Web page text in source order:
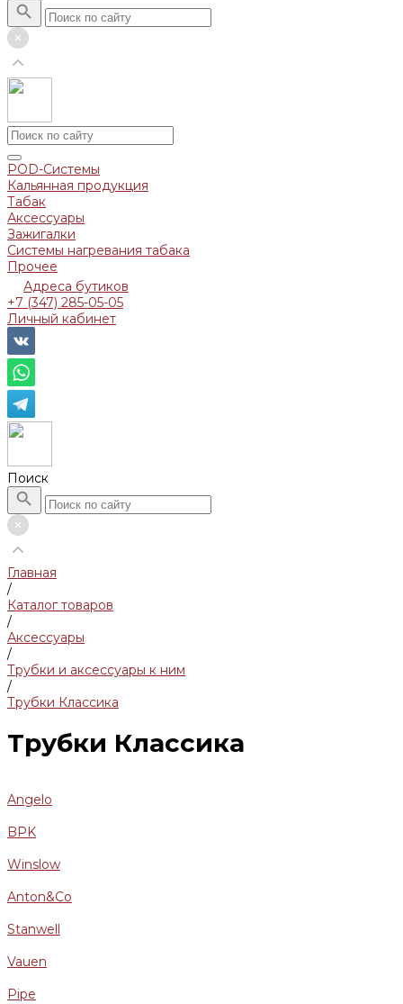
POD-Системы
Кальянная продукция
Табак
Аксессуары
Зажигалки
Системы нагревания табака
Прочее
Адреса бутиков
+7 (347) 285-05-05
Личный кабинет
Поиск
Главная
/
Каталог товаров
/
Аксессуары
/
Трубки и аксессуары к ним
/
Трубки Классика
Трубки Классика
Angelo
BPK
Winslow
Anton&Co
Stanwell
Vauen
Pipe